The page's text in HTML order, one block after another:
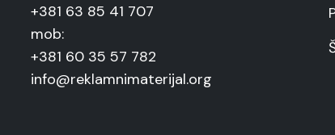
+381 63 85 41 707
mob:
+381 60 35 57 782
info@reklamnimaterijal.org